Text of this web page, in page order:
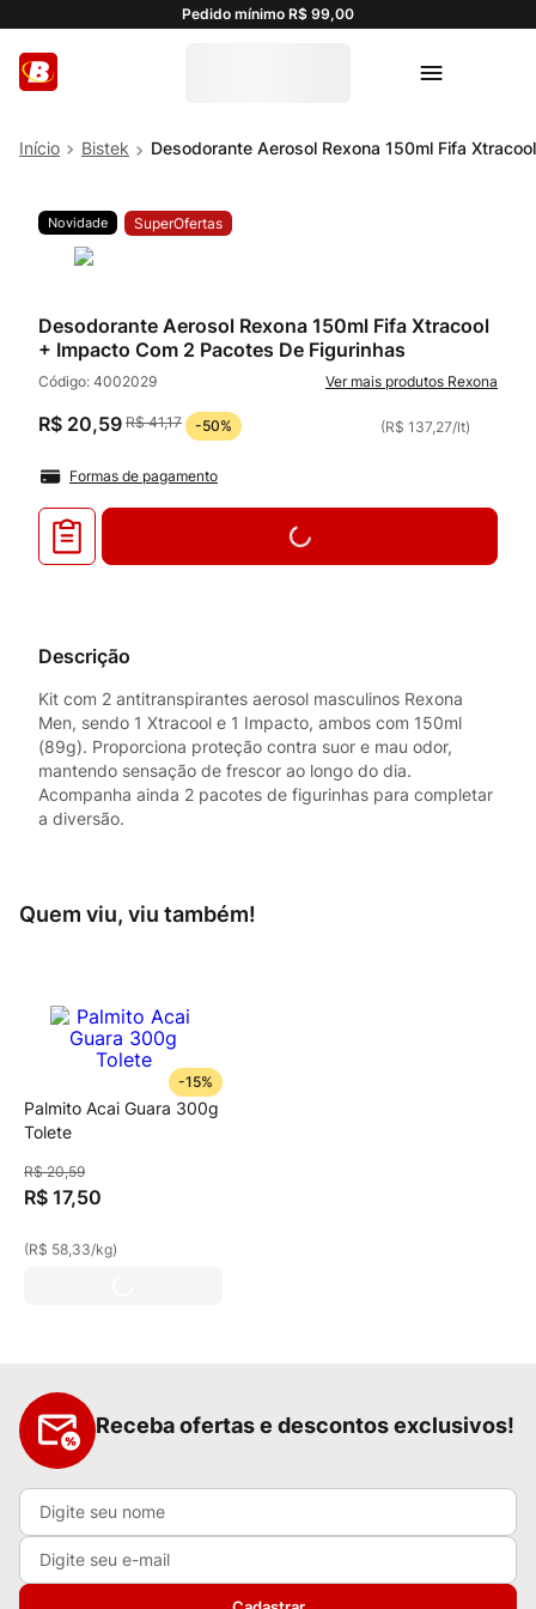
Pedido mínimo R$ 99,00
Bistek Desodorante Aerosol Rexona 150ml Fifa
Novidade SuperOfertas
Desodorante Aerosol Rexona 150ml Fifa Xtracool
+ Impacto Com 2 Pacotes De Figurinhas
Código: 4002029 Rexona
R$ 20,59 R$ 41,17 -50% (R$ 137,27/lt)
Formas de pagamento
Descrição
Kit com 2 antitranspirantes aerosol masculinos Rexona
Men, sendo 1 Xtracool e 1 Impacto, ambos com 150ml
(89g). Proporciona proteção contra suor e mau odor,
mantendo sensação de frescor ao longo do dia.
Acompanha ainda 2 pacotes de figurinhas para completar
a diversão.
Quem viu, viu também!
-15%
Palmito Acai Guara 300g
Tolete
R$ 20,59
R$ 17,50
(R$ 58,33/kg)
Receba ofertas e descontos exclusivos!